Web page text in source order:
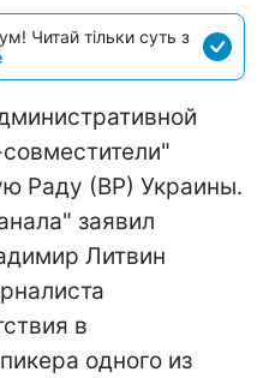
Читай тільки суть з
Раду (ВР) Украины.
заявил
Литвин
в
одного из